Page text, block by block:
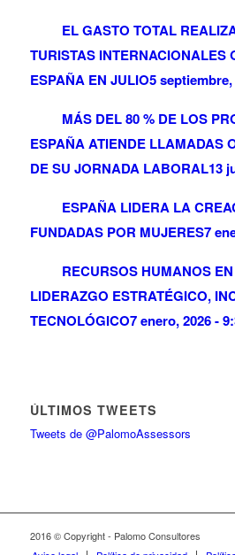
EL GASTO TOTAL
TURISTAS INTERNACIONALES
ESPAÑA EN JULIO5
MÁS DEL 80 % DE LOS
ESPAÑA ATIENDE LLAMADAS
DE SU JORNADA LABORAL13
ESPAÑA LIDERA LA
FUNDADAS POR MUJERES7
RECURSOS HUMANOS
LIDERAZGO ESTRATÉGICO,
TECNOLÓGICO7 enero, 2026 -
ÚLTIMOS TWEETS
Tweets de @PalomoAssessors
2016 © Copyright - Palomo Consultores